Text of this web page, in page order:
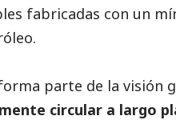
fabricadas con un
parte de la visión
circular a largo